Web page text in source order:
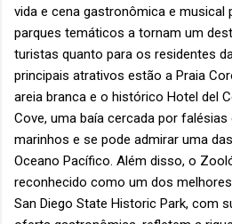
vida e cena gastronômica e musical
parques temáticos a tornam um
turistas quanto para os residentes
principais atrativos estão a Praia
areia branca e o histórico Hotel del
Cove, uma baía cercada por
marinhos e se pode admirar uma
Oceano Pacífico. Além disso, o
reconhecido como um dos
San Diego State Historic Park, com